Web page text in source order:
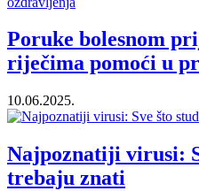
Poruke bolesnom
riječima pomoći u
10.06.2025.
Najpoznatiji virusi:
trebaju znati